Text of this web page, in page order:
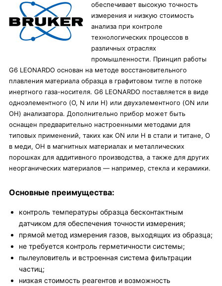
обеспечивает высокую точность
измерения и низкую стоимость
анализа при контроле
технологических процессов в
различных отраслях
промышленности. Принцип работы
G6 LEONARDO основан на методе восстановительного
плавления материала образца в графитовом тигле в потоке
инертного газа-носителя. G6 LEONARDO поставляется в виде
одноэлементного (O, N или H) или двухэлементного (ON или
OH) анализатора. Дополнительно прибор может быть
оснащен предварительно настроенными методами для
типовых применений, таких как ON или H в стали и титане, O
в меди, OH в магнитных материалах и металлических
порошках для аддитивного производства, а также для других
неорганических материалов — например, стекла и керамики.
Основные преимущества:
контроль температуры образца бесконтактным
датчиком для обеспечения точности измерения;
прямой метод измерения газов, выходящих из образца;
не требуется контроль герметичности системы;
пылеуловитель и встроенная система фильтрации
частиц;
низкая стоимость реагентов и возможность